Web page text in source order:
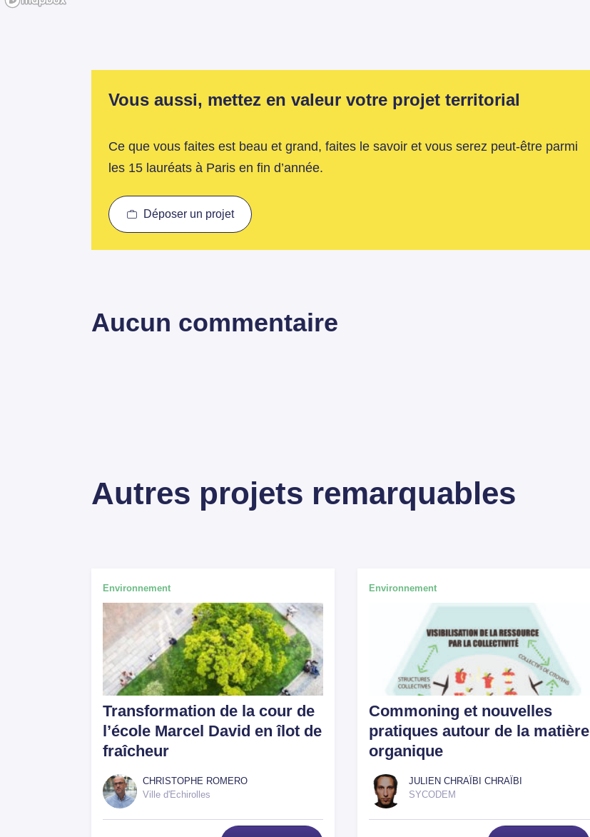
Vous aussi, mettez en valeur votre projet territorial
Ce que vous faites est beau et grand, faites le savoir et vous serez peut-être parmi
les 15 lauréats à Paris en fin d’année.
Déposer un projet
Aucun commentaire
Autres projets remarquables
Environnement
Transformation de la cour de
l’école Marcel David en îlot de
fraîcheur
CHRISTOPHE ROMERO
Ville d'Echirolles
Environnement
Commoning et nouvelles
pratiques autour de la matière
organique
JULIEN CHRAÏBI CHRAÏBI
SYCODEM